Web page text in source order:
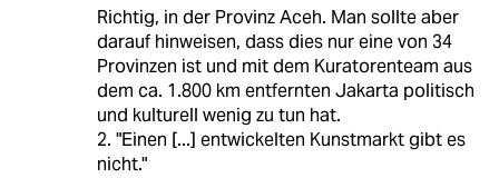
Richtig, in der Provinz Aceh. Man sollte aber
darauf hinweisen, dass dies nur eine von 34
Provinzen ist und mit dem Kuratorenteam aus
dem ca. 1.800 km entfernten Jakarta politisch
und kulturell wenig zu tun hat.
2. "Einen [...] entwickelten Kunstmarkt gibt es
nicht."